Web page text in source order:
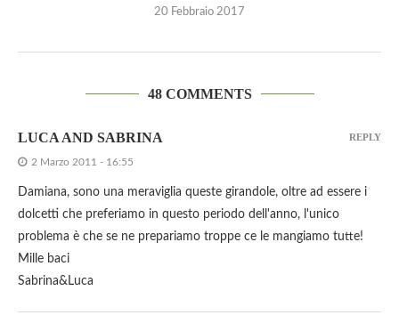
20 Febbraio 2017
48 COMMENTS
LUCA AND SABRINA
2 Marzo 2011 - 16:55
Damiana, sono una meraviglia queste girandole, oltre ad essere i
dolcetti che preferiamo in questo periodo dell'anno, l'unico
problema è che se ne prepariamo troppe ce le mangiamo tutte!
Mille baci
Sabrina&Luca
REPLY